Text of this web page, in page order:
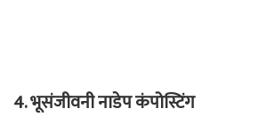
4.भूसंजीवनी नाडेप कंपोस्टिंग